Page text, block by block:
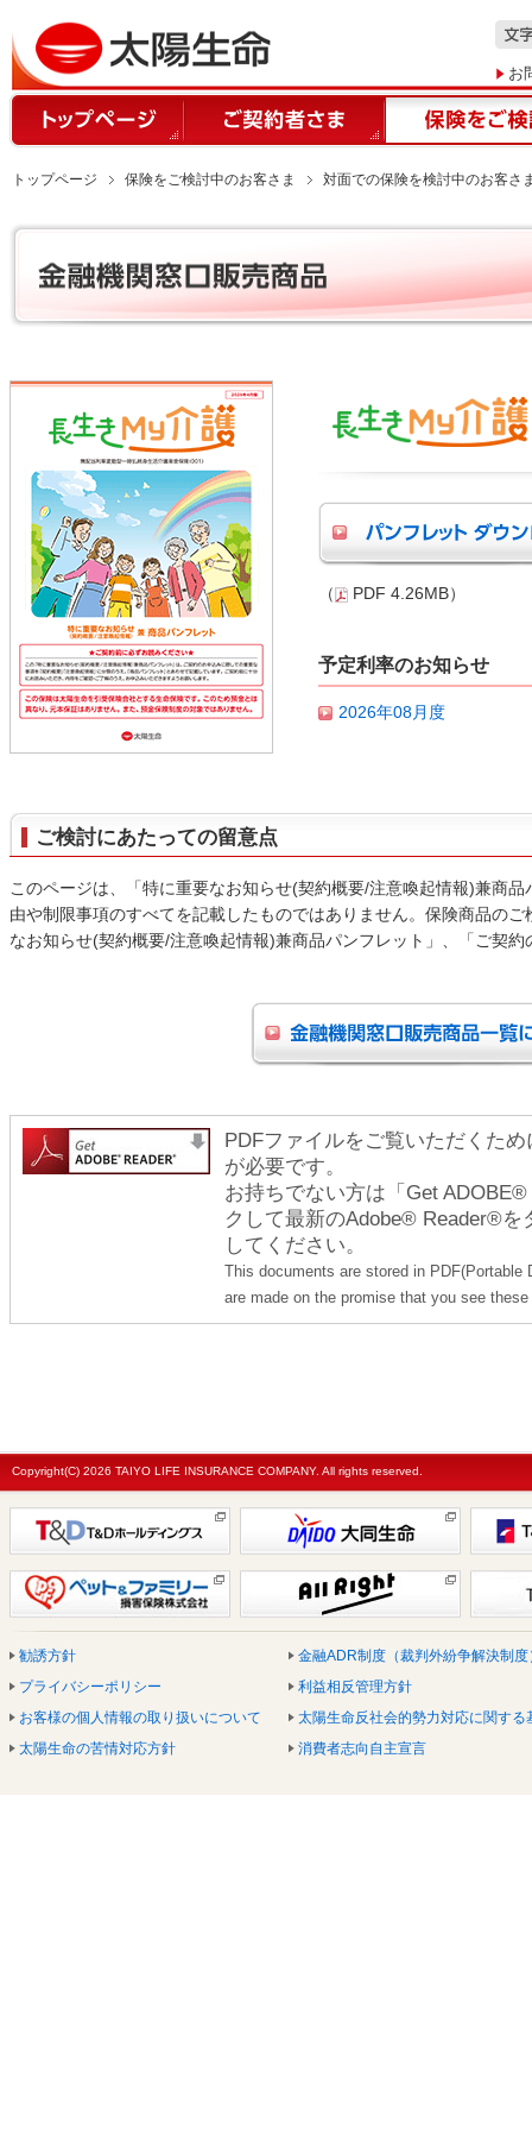
お
トップページ 保険をご検討中のお客さま 対面での保険を検討中のお客さ
（ PDF 4.26MB）
予定利率のお知らせ
2026年08月度
ご検討にあたっての留意点
このページは、「特に重要なお知らせ(契約概要/注意喚起情報)兼商
由や制限事項のすべてを記載したものではありません。保険商品の
なお知らせ(契約概要/注意喚起情報)兼商品パンフレット」、「ご契
PDFファイルをご覧いただくた
が必要です。
お持ちでない方は「Get
クして最新のAdobe® Reader®
してください。
This documents are stored in
are made on the promise that you see
Copyright(C) 2026 TAIYO LIFE INSURANCE COMPANY. All rights reserved.
勧誘方針
プライバシーポリシー
お客様の個人情報の取り扱いについて
太陽生命の苦情対応方針
金融ADR制度（裁判外紛争解決制度
利益相反管理方針
太陽生命反社会的勢力対応に関する
消費者志向自主宣言